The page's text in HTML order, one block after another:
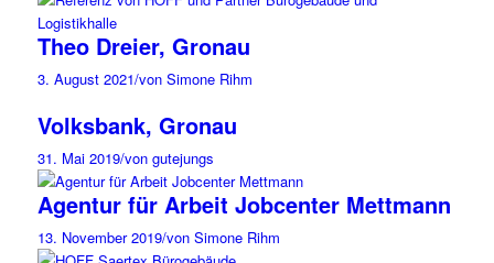
Theo Dreier, Gronau
3. August 2021/von Simone Rihm
Volksbank, Gronau
31. Mai 2019/von gutejungs
Agentur für Arbeit Jobcenter Mettmann
13. November 2019/von Simone Rihm